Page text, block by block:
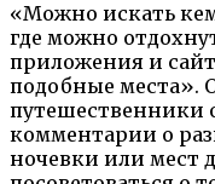
«Можно искать
где можно
приложения и
подобные места».
путешественники
комментарии о
ночевки или мест